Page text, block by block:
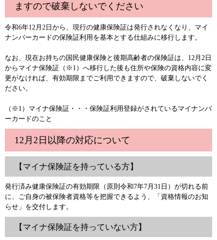
ますので破棄しないでください
令和6年12月2日から、現行の健康保険証は発行されなくなり、マイ
ナンバーカードの保険証利用を基本とする仕組みに移行します。
なお、現在お持ちの国民健康保険と後期高齢者の保険証は、12月2日
からマイナ保険証（※1）へ移行した後も住所や保険の資格内容に変
更がなければ、有効期限までご利用できますので、破棄しないでく
ださい。
（※1）マイナ保険証・・・保険証利用登録がされているマイナンバ
ーカードのこと
12月2日以降の対応について
【マイナ保険証を持っている方】
発行済み健康保険証の有効期限（原則令和7年7月31日）が切れる前
に、ご自身の被保険者資格等を把握できるよう、「資格情報のお知
らせ」を交付します。
【マイナ保険証を持っていない方】